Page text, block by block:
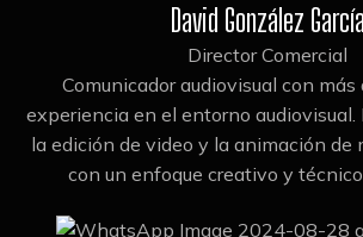
David González García
Director Comercial
Comunicador audiovisual con más
experiencia en el entorno audiovisual.
la edición de video y la animación de
con un enfoque creativo y